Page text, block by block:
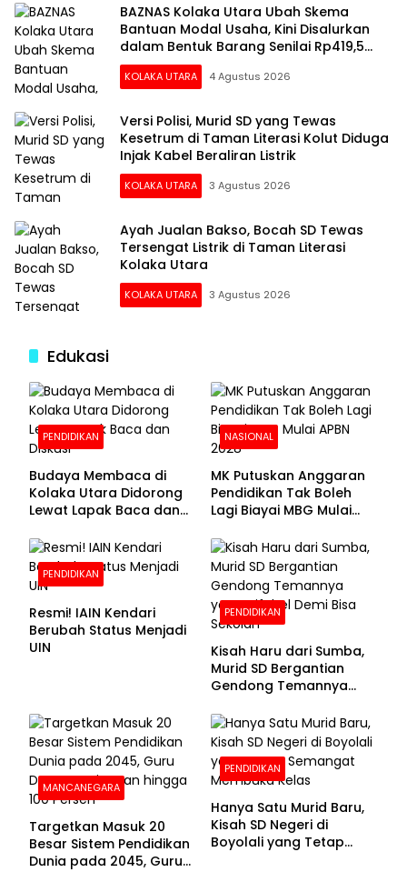
BAZNAS Kolaka Utara Ubah Skema
Bantuan Modal Usaha, Kini Disalurkan
dalam Bentuk Barang Senilai Rp419,5
Juta
KOLAKA UTARA 4 Agustus 2026
Versi Polisi, Murid SD yang Tewas
Kesetrum di Taman Literasi Kolut Diduga
Injak Kabel Beraliran Listrik
KOLAKA UTARA 3 Agustus 2026
Ayah Jualan Bakso, Bocah SD Tewas
Tersengat Listrik di Taman Literasi
Kolaka Utara
KOLAKA UTARA 3 Agustus 2026
Edukasi
PENDIDIKAN
Budaya Membaca di
Kolaka Utara Didorong
Lewat Lapak Baca dan
NASIONAL
MK Putuskan Anggaran
Pendidikan Tak Boleh
Lagi Biayai MBG Mulai
PENDIDIKAN
Resmi! IAIN Kendari
Berubah Status Menjadi
UIN
PENDIDIKAN
Kisah Haru dari Sumba,
Murid SD Bergantian
Gendong Temannya
Sekolah
MANCANEGARA
Targetkan Masuk 20
Besar Sistem Pendidikan
Dunia pada 2045, Guru
PENDIDIKAN
Hanya Satu Murid Baru,
Kisah SD Negeri di
Boyolali yang Tetap